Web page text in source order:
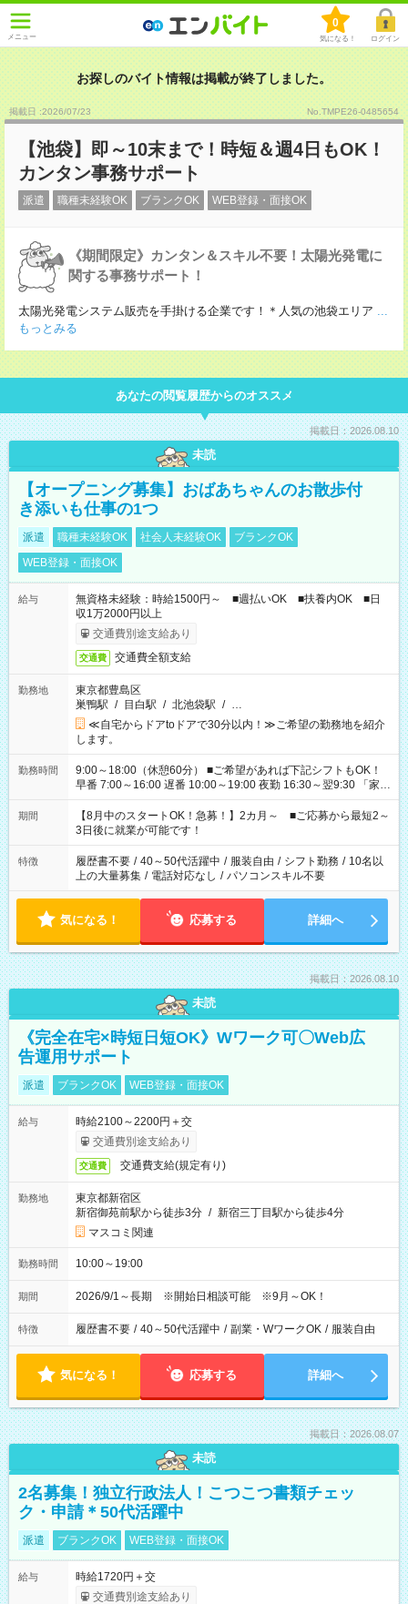
メニュー
0
気になる！ ログイン
お探しのバイト情報は掲載が終了しました。
掲載日 :2026/07/23 No.TMPE26-0485654
【池袋】即～10末まで！時短＆週4日もOK！
カンタン事務サポート
派遣 職種未経験OK ブランクOK WEB登録・面接OK
《期間限定》カンタン＆スキル不要！太陽光発電に
関する事務サポート！
太陽光発電システム販売を手掛ける企業です！＊人気の池袋エリア ...
もっとみる
あなたの閲覧履歴からのオススメ
掲載日：2026.08.10
未読
【オープニング募集】おばあちゃんのお散歩付
き添いも仕事の1つ
派遣 職種未経験OK 社会人未経験OK
ブランクOK
WEB登録・面接OK
給与
無資格未経験：時給1500円～ ■週払いOK ■扶養内OK ■日
収1万2000円以上
交通費別途支給あり
交通費 交通費全額支給
勤務地
東京都豊島区
巣鴨駅 / 目白駅 / 北池袋駅 / …
≪自宅からドアtoドアで30分以内！≫ご希望の勤務地を紹介
します。
勤務時間
9:00～18:00（休憩60分） ■ご希望があれば下記シフトもOK！
早番 7:00～16:00 遅番 10:00～19:00 夜勤 16:30～翌9:30 「家族
と休みを合わせたい」 「余裕を持って夕飯の準備がしたい」
「できれば残業はしたくない」 など、ご希望を教えてください
ね。 ※Wワーク希望の方へ 今ご覧のお仕事で希望する勤務時間
と、もう1つのお仕事の勤務時間。 合計で週40時間を超える場
合は応募できません。
期間
【8月中のスタートOK！急募！】2カ月～ ■ご応募から最短2～
3日後に就業が可能です！
特徴 履歴書不要 / 40～50代活躍中 / 服装自由 / シフト勤務 / 10名以
上の大量募集 / 電話対応なし / パソコンスキル不要
気になる！ 応募する 詳細へ
掲載日：2026.08.10
未読
《完全在宅×時短日短OK》Wワーク可〇Web広
告運用サポート
派遣 ブランクOK WEB登録・面接OK
給与
時給2100～2200円＋交
交通費別途支給あり
交通費 交通費支給(規定有り)
勤務地
東京都新宿区
新宿御苑前駅から徒歩3分 / 新宿三丁目駅から徒歩4分
マスコミ関連
勤務時間 10:00～19:00
期間 2026/9/1～長期 ※開始日相談可能 ※9月～OK！
特徴 履歴書不要 / 40～50代活躍中 / 副業・WワークOK / 服装自由
気になる！ 応募する 詳細へ
掲載日：2026.08.07
未読
2名募集！独立行政法人！こつこつ書類チェッ
ク・申請＊50代活躍中
派遣 ブランクOK WEB登録・面接OK
給与
時給1720円＋交
交通費別途支給あり